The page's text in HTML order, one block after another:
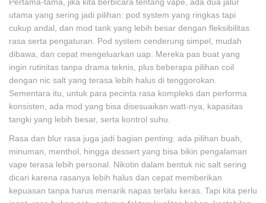
utama yang sering jadi pilihan: pod system yang ringkas tapi
cukup andal, dan mod tank yang lebih besar dengan fleksibilitas
rasa serta pengaturan. Pod system cenderung simpel, mudah
dibawa, dan cepat mengeluarkan uap. Mereka pas buat yang
ingin rutinitas tanpa drama teknis, plus beberapa pilihan coil
dengan nic salt yang terasa lebih halus di tenggorokan.
Sementara itu, untuk para pecinta rasa kompleks dan performa
konsisten, ada mod yang bisa disesuaikan watt-nya, kapasitas
tangki yang lebih besar, serta kontrol suhu.
Rasa dan blur rasa juga jadi bagian penting: ada pilihan buah,
minuman, menthol, hingga dessert yang bisa bikin pengalaman
vape terasa lebih personal. Nikotin dalam bentuk nic salt sering
dicari karena rasanya lebih halus dan cepat memberikan
kepuasan tanpa harus menarik napas terlalu keras. Tapi kita perlu